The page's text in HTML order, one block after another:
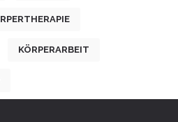
KÖRPERARBEIT